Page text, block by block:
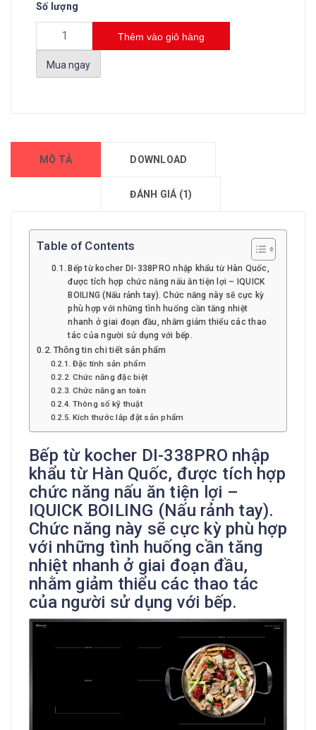
Số lượng
Thêm vào giỏ hàng
Mua ngay
MÔ TẢ DOWNLOAD
ĐÁNH GIÁ (1)
Table of Contents
Bếp từ kocher DI-338PRO nhập khẩu từ Hàn Quốc,
được tích hợp chức năng nấu ăn tiện lợi – IQUICK
BOILING (Nấu rảnh tay). Chức năng này sẽ cực kỳ
phù hợp với những tình huống cần tăng nhiệt
nhanh ở giai đoạn đầu, nhằm giảm thiểu các thao
tác của người sử dụng với bếp.
Thông tin chi tiết sản phẩm
Đặc tính sản phẩm
Chức năng đặc biệt
Chức năng an toàn
Thông số kỹ thuật
Kích thước lắp đặt sản phẩm
Bếp từ kocher DI-338PRO nhập
khẩu từ Hàn Quốc, được tích hợp
chức năng nấu ăn tiện lợi –
IQUICK BOILING (Nấu rảnh tay).
Chức năng này sẽ cực kỳ phù hợp
với những tình huống cần tăng
nhiệt nhanh ở giai đoạn đầu,
nhằm giảm thiểu các thao tác
của người sử dụng với bếp.